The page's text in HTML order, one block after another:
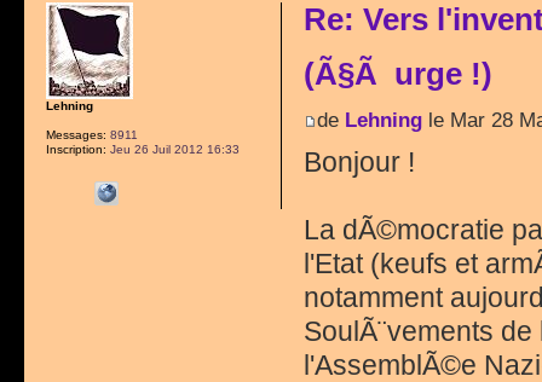
Re: Vers
(Ã§Ã urge !)
de Lehningle Mar 28
Bonjour !
La dÃ©mocratie
l'Etat (keufs et
notamment
SoulÃ¨vements
l'AssemblÃ©e
Lehning
Messages: 8911
Inscription: Jeu 26 Juil 2012 16:33